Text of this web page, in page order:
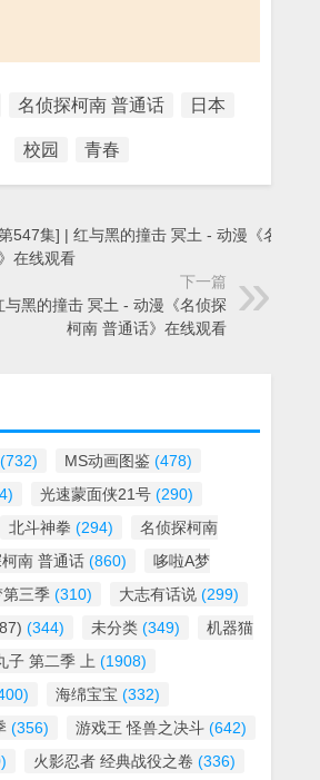
名侦探柯南 普通话 日本
校园 青春
547集] | 红与黑的撞击 冥土 - 动漫《名侦探
在线观看
下一篇
与黑的撞击 冥土 - 动漫《名侦探
柯南 普通话》在线观看
(732) MS动画图鉴 (478)
光速蒙面侠21号 (290)
北斗神拳 (294)
名侦探柯南
南 普通话 (860)
哆啦A梦
三季 (310) 大志有话说 (299)
(344) 未分类 (349)
机器猫
子 第二季 上 (1908)
海绵宝宝 (332)
(356) 游戏王 怪兽之决斗 (642)
火影忍者 经典战役之卷 (336)